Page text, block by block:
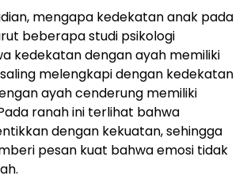
mengapa kedekatan anak pada
beberapa studi psikologi
kedekatan dengan ayah memiliki
melengkapi dengan kedekatan
ayah cenderung memiliki
ranah ini terlihat bahwa
dengan kekuatan, sehingga
pesan kuat bahwa emosi tidak